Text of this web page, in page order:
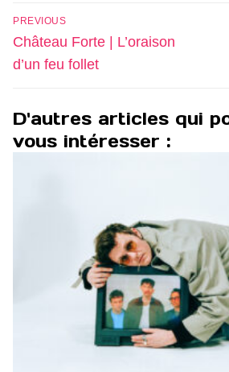
Navigation
de
l’article
PREVIOUS
Previous
post:
Château Forte | L’oraison
d’un feu follet
D'autres articles qui
vous intéresser :